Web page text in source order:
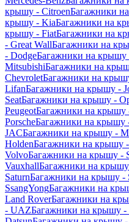
крышу - CitroenБагажники
крышу - KiaБагажники на
крышу - FiatБагажники на
- Great WallБагажники на
- DodgeБагажники на крышу
MitsubishiБагажники на
ChevroletБагажники на
LifanБагажники на крышу -
SeatБагажники на крышу -
PeugeotБагажники на крышу
PorscheБагажники на крышу
JACБагажники на крышу -
HoldenБагажники на крышу -
VolvoБагажники на крышу -
VauxhallБагажники на
SaturnБагажники на крышу -
SsangYongБагажники на
Land RoverБагажники на
- UAZБагажники на крышу -